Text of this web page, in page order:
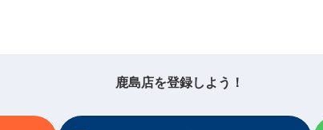
鹿島店を登録しよう！